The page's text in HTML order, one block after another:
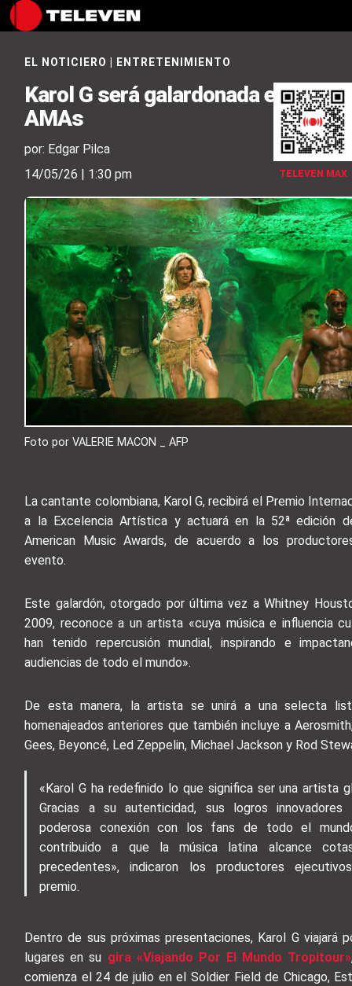
TELEVEN MAX
EL NOTICIERO ENTRETENIMIENTO
Karol G será galardonada en los
AMAs
por: Edgar Pilca
14/05/26 | 1:30 pm
Foto por VALERIE MACON _ AFP
La cantante colombiana, Karol G, recibirá el Premio
a la Excelencia Artística y actuará en la 52ª edición
American Music Awards, de acuerdo a los
evento.
Este galardón, otorgado por última vez a Whitney
2009, reconoce a un artista «cuya música e influencia
han tenido repercusión mundial, inspirando e
audiencias de todo el mundo».
De esta manera, la artista se unirá a una selecta
homenajeados anteriores que también incluye a
Gees, Beyoncé, Led Zeppelin, Michael Jackson y Rod
«Karol G ha redefinido lo que significa ser una artista
Gracias a su autenticidad, sus logros
poderosa conexión con los fans de todo el
contribuido a que la música latina alcance
precedentes», indicaron los productores
premio.
Dentro de sus próximas presentaciones, Karol G viajará
lugares en su gira «Viajando Por El Mundo Tropitour»
comienza el 24 de julio en el Soldier Field de Chicago,